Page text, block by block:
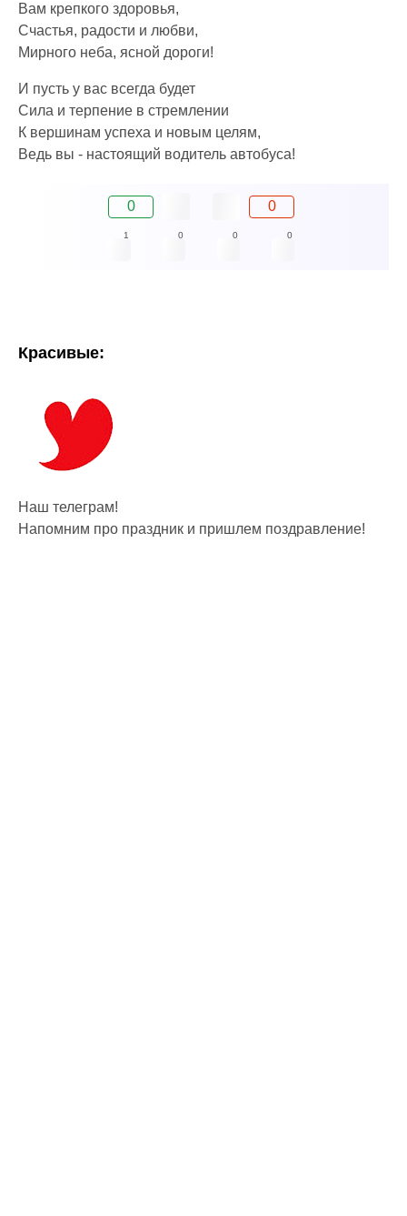
Вам крепкого здоровья,
Счастья, радости и любви,
Мирного неба, ясной дороги!
И пусть у вас всегда будет
Сила и терпение в стремлении
К вершинам успеха и новым целям,
Ведь вы - настоящий водитель автобуса!
0 0
1 0 0 0
Красивые:
Наш телеграм!
Напомним про праздник и пришлем поздравление!